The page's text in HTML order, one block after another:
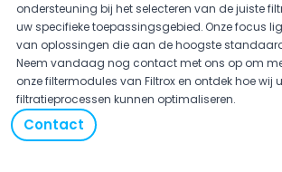
ondersteuning bij het selecteren van de juiste
uw specifieke toepassingsgebied. Onze focus
van oplossingen die aan de hoogste
Neem vandaag nog contact met ons op om
onze filtermodules van Filtrox en ontdek hoe wij
filtratieprocessen kunnen optimaliseren.
Contact